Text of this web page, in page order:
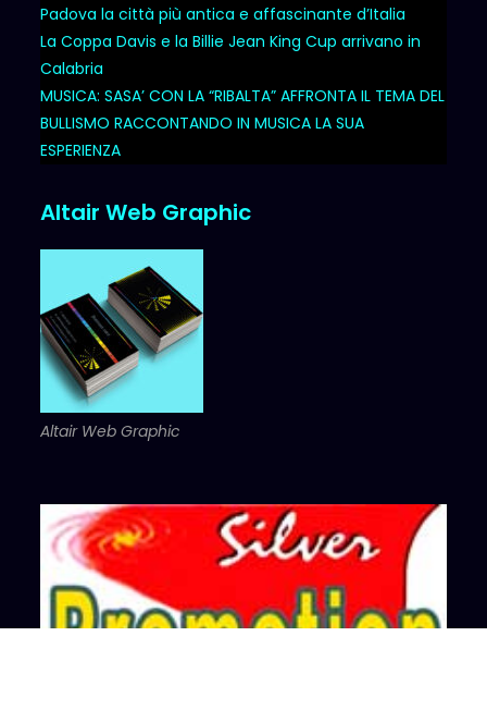
Padova la città più antica e affascinante d’Italia
La Coppa Davis e la Billie Jean King Cup arrivano in
Calabria
MUSICA: SASA’ CON LA “RIBALTA” AFFRONTA IL TEMA DEL
BULLISMO RACCONTANDO IN MUSICA LA SUA
ESPERIENZA
Altair Web Graphic
Altair Web Graphic